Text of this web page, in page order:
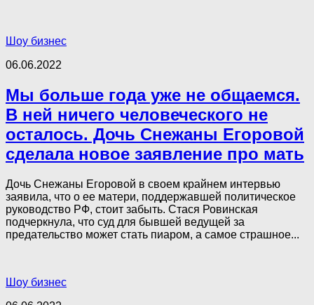
Шоу бизнес
06.06.2022
Мы больше года уже не общаемся.
В ней ничего человеческого не
осталось. Дочь Снежаны Егоровой
сделала новое заявление про мать
Дочь Снежаны Егоровой в своем крайнем интервью
заявила, что о ее матери, поддержавшей политическое
руководство РФ, стоит забыть. Стася Ровинская
подчеркнула, что суд для бывшей ведущей за
предательство может стать пиаром, а самое страшное...
Шоу бизнес